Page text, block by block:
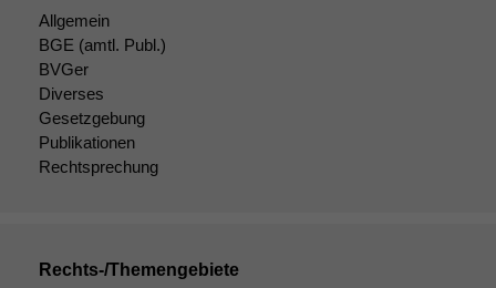
Allgemein
BGE (amtl. Publ.)
BVGer
Diverses
Gesetzgebung
Publikationen
Rechtsprechung
Rechts-/Themengebiete